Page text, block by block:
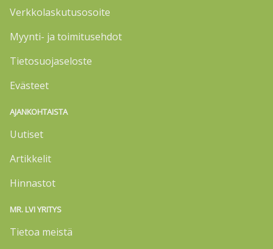
Verkkolaskutusosoite
Myynti- ja toimitusehdot
Tietosuojaseloste
Evästeet
AJANKOHTAISTA
Uutiset
Artikkelit
Hinnastot
MR. LVI YRITYS
Tietoa meistä